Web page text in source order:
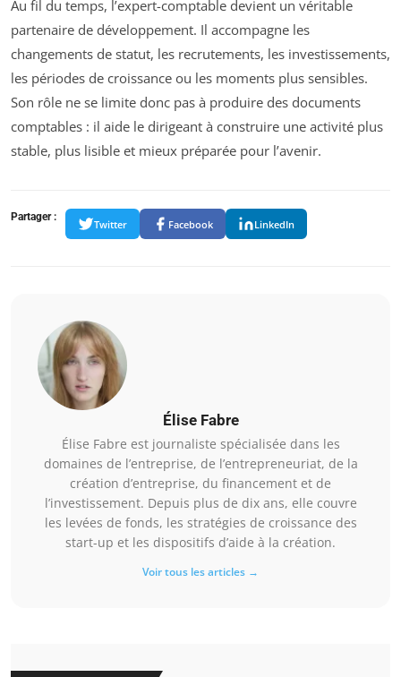
Au fil du temps, l’expert-comptable devient un véritable
partenaire de développement. Il accompagne les
changements de statut, les recrutements, les investissements,
les périodes de croissance ou les moments plus sensibles.
Son rôle ne se limite donc pas à produire des documents
comptables : il aide le dirigeant à construire une activité plus
stable, plus lisible et mieux préparée pour l’avenir.
Partager :
Twitter Facebook LinkedIn
Élise Fabre
Élise Fabre est journaliste spécialisée dans les
domaines de l’entreprise, de l’entrepreneuriat, de la
création d’entreprise, du financement et de
l’investissement. Depuis plus de dix ans, elle couvre
les levées de fonds, les stratégies de croissance des
start-up et les dispositifs d’aide à la création.
Voir tous les articles →